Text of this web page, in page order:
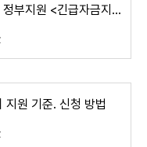
소상공인 코로나대출 정부지원 <긴급자금지원>
지원 기준. 신청 방법